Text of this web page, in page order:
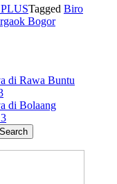
Tagged Biro
Bogor
di Rawa Buntu
di Bolaang